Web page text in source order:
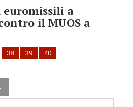
a
il MUOS a
38 39 40